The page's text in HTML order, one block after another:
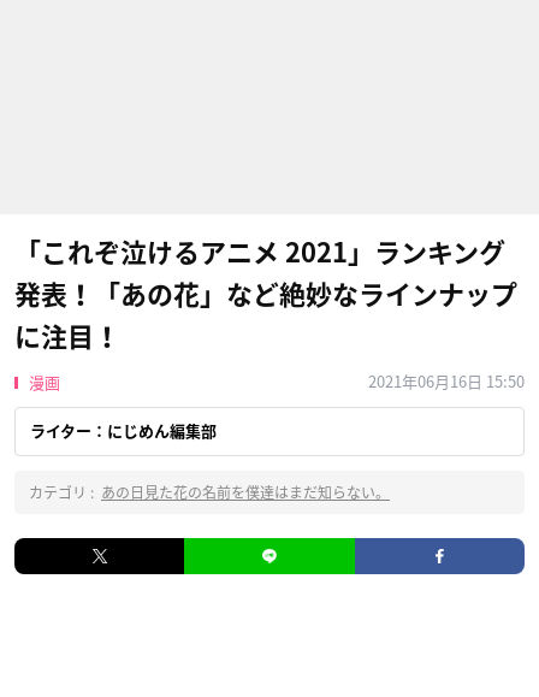
「これぞ泣けるアニメ 2021」ランキング
発表！「あの花」など絶妙なラインナップ
に注目！
漫画 2021年06月16日 15:50
ライター：にじめん編集部
カテゴリ : あの日見た花の名前を僕達はまだ知らない。